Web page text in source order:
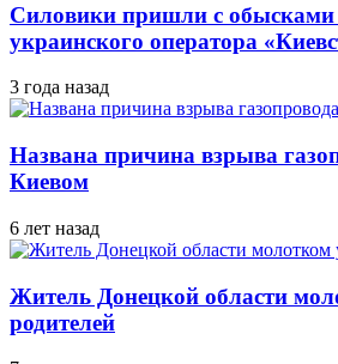
Силовики пришли с обысками
украинского оператора
3 года назад
Названа причина взрыва
Киевом
6 лет назад
Житель Донецкой области
родителей